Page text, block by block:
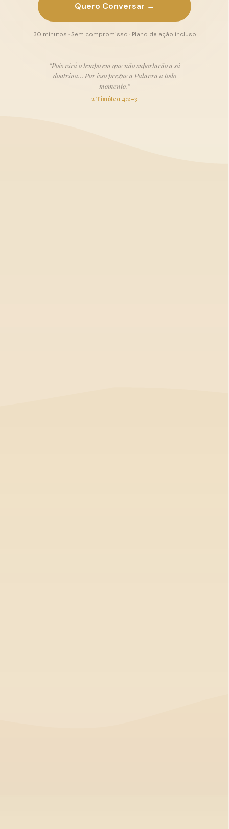
Quero Conversar →
30 minutos · Sem compromisso · Plano de ação incluso
“Pois virá o tempo em que não suportarão a sã
doutrina… Por isso pregue a Palavra a todo
momento.”
2 Timóteo 4:2–3